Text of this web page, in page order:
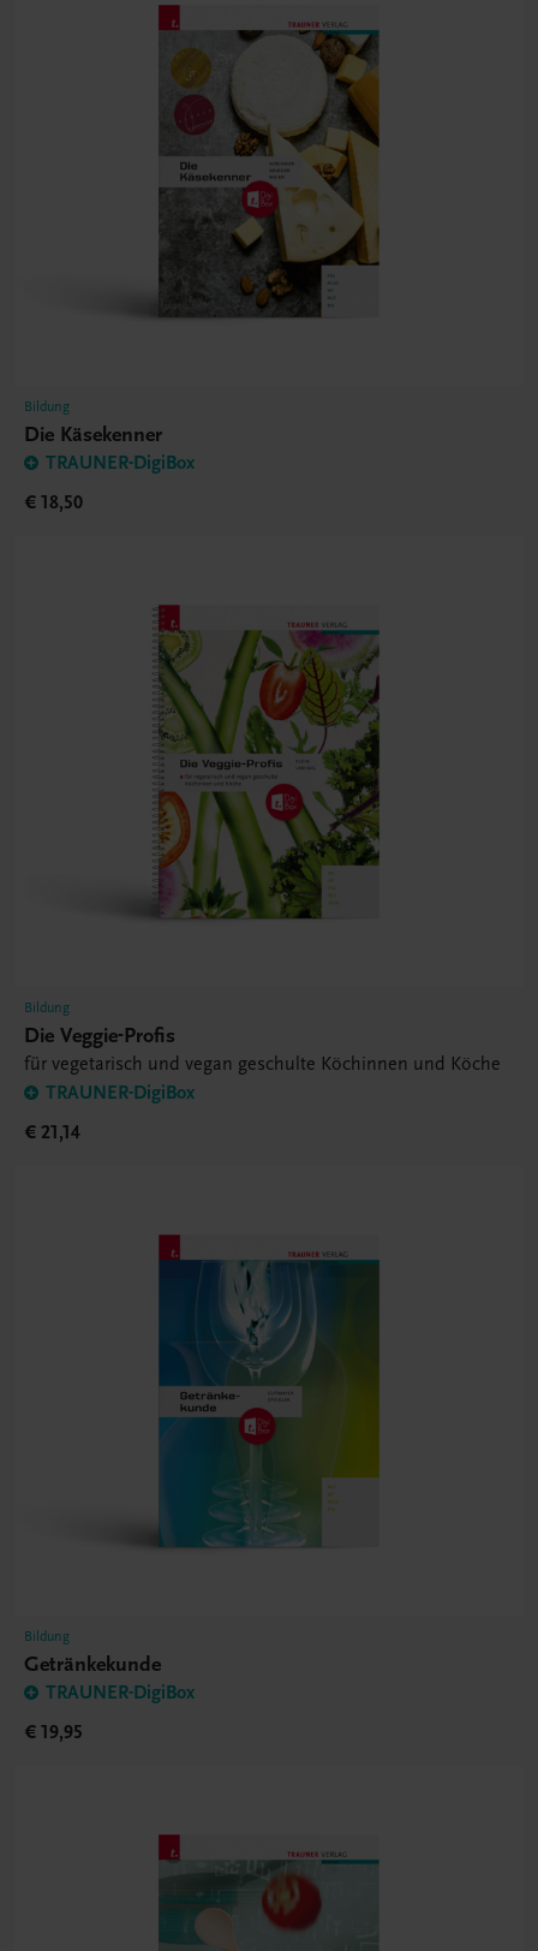
Bildung
Die Käsekenner
TRAUNER-DigiBox
€ 18,50
Bildung
Die Veggie-Profis
für vegetarisch und vegan geschulte Köchinnen und Köche
TRAUNER-DigiBox
€ 21,14
Bildung
Getränkekunde
TRAUNER-DigiBox
€ 19,95